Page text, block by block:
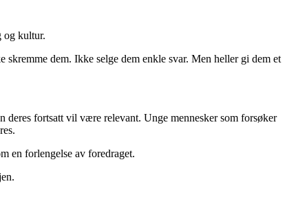
og kultur.
dem. Ikke selge dem enkle svar. Men heller gi dem et
deres fortsatt vil være relevant. Unge mennesker som forsøker
en forlengelse av foredraget.